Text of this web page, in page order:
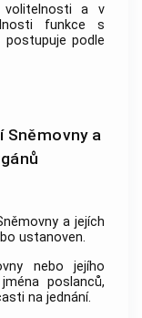
a v
funkce s
podle
Sněmovny a
a jejích
ustanoven.
nebo jejího
poslanců,
na jednání.